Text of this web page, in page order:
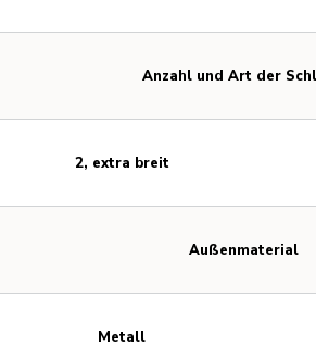
Anzahl und Art der
Außenmaterial
2, extra breit
Metall